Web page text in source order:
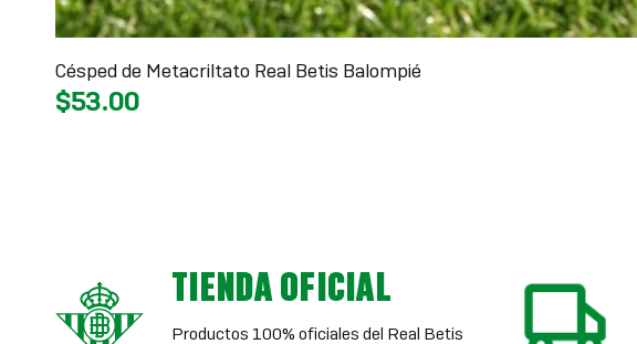
Césped de Metacriltato Real Betis Balompié
$53.00
TIENDA OFICIAL
Productos 100% oficiales del Real Betis